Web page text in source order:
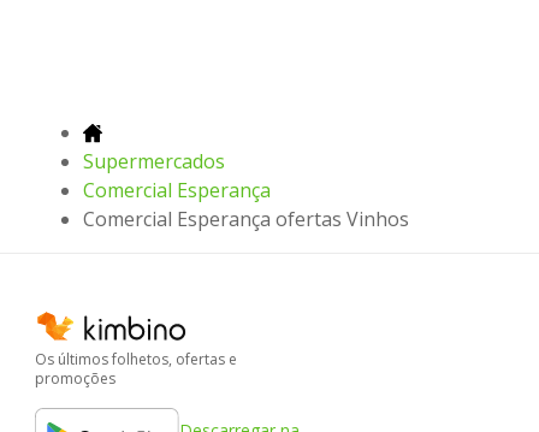
Supermercados
Comercial Esperança
Comercial Esperança ofertas Vinhos
Os últimos folhetos, ofertas e
promoções